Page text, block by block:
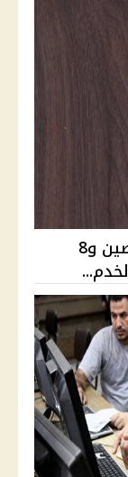
إسقاط الجنسية المصرية عن شخصين و8